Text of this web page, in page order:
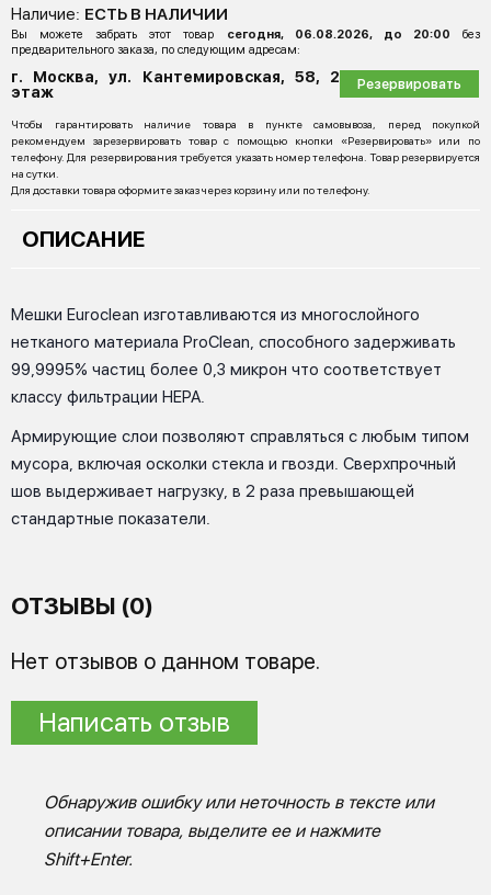
Наличие: ЕСТЬ В НАЛИЧИИ
Вы можете забрать этот товар сегодня, 06.08.2026, до 20:00
без
предварительного заказа, по следующим адресам:
г. Москва, ул. Кантемировская, 58, 2
этаж
Резервировать
Чтобы гарантировать наличие товара в пункте самовывоза, перед покупкой
рекомендуем зарезервировать товар с помощью кнопки «Резервировать» или по
телефону. Для резервирования требуется указать номер телефона. Товар резервируется
на сутки.
Для доставки товара оформите заказ через корзину или по телефону.
ОПИСАНИЕ
Мешки Euroclean изготавливаются из многослойного
нетканого материала ProClean, способного задерживать
99,9995% частиц более 0,3 микрон что соответствует
классу фильтрации HEPA.
Армирующие слои позволяют справляться с любым типом
мусора, включая осколки стекла и гвозди. Сверхпрочный
шов выдерживает нагрузку, в 2 раза превышающей
стандартные показатели.
ОТЗЫВЫ (0)
Нет отзывов о данном товаре.
Написать отзыв
Обнаружив ошибку или неточность в тексте или
описании товара, выделите ее и нажмите
Shift+Enter.